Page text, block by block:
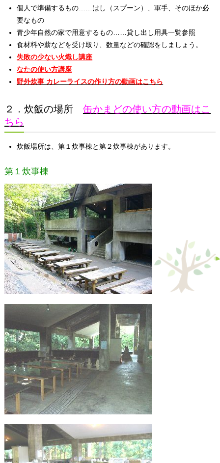
個人で準備するもの……はし（スプーン）、軍手、そのほか必
要なもの
青少年自然の家で用意するもの……貸し出し用具一覧参照
食材料や薪などを受け取り、数量などの確認をしましょう。
失敗の少ない火熾し講座
なたの使い方講座
野外炊事 カレーライスの作り方の動画はこちら
２．炊飯の場所 缶かまどの使い方の動画はこ
ちら
炊飯場所は、第１炊事棟と第２炊事棟があります。
第１炊事棟